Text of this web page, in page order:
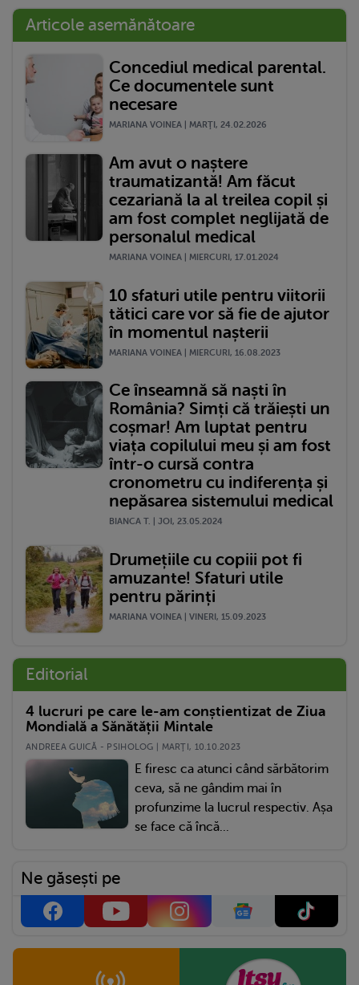
Articole asemănătoare
Concediul medical parental.
Ce documentele sunt
necesare
MARIANA VOINEA | MARŢI, 24.02.2026
Am avut o naștere
traumatizantă! Am făcut
cezariană la al treilea copil și
am fost complet neglijată de
personalul medical
MARIANA VOINEA | MIERCURI, 17.01.2024
10 sfaturi utile pentru viitorii
tătici care vor să fie de ajutor
în momentul nașterii
MARIANA VOINEA | MIERCURI, 16.08.2023
Ce înseamnă să naști în
România? Simți că trăiești un
coșmar! Am luptat pentru
viața copilului meu și am fost
într-o cursă contra
cronometru cu indiferența și
nepăsarea sistemului medical
BIANCA T. | JOI, 23.05.2024
Drumețiile cu copiii pot fi
amuzante! Sfaturi utile
pentru părinți
MARIANA VOINEA | VINERI, 15.09.2023
Editorial
4 lucruri pe care le-am conștientizat de Ziua
Mondială a Sănătății Mintale
ANDREEA GUICĂ - PSIHOLOG | MARŢI, 10.10.2023
E firesc ca atunci când sărbătorim
ceva, să ne gândim mai în
profunzime la lucrul respectiv. Așa
se face că încă...
Ne găsești pe